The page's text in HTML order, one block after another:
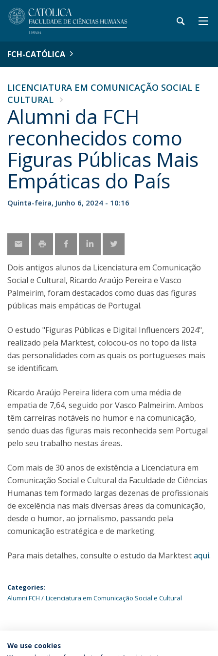
FCH-CATÓLICA
LICENCIATURA EM COMUNICAÇÃO SOCIAL E
CULTURAL
Alumni da FCH
reconhecidos como
Figuras Públicas Mais
Empáticas do País
Quinta-feira, Junho 6, 2024 - 10:16
Dois antigos alunos da Licenciatura em Comunicação
Social e Cultural, Ricardo Araújo Pereira e Vasco
Palmeirim, foram destacados como duas das figuras
públicas mais empáticas de Portugal.
O estudo "Figuras Públicas e Digital Influencers 2024",
realizado pela Marktest, colocou-os no topo da lista
das personalidades com as quais os portugueses mais
se identificam.
Ricardo Araújo Pereira lidera com uma média de
empatia de 7,64, seguido por Vasco Palmeirim. Ambos
têm carreiras notáveis no humor e na comunicação,
sendo duas das figuras mais reconhecida sem Portugal
pelo seu trabalho nestas áreas.
Com mais de 30 anos de existência a Licenciatura em
Comunicação Social e Cultural da Faculdade de Ciências
Humanas tem formado largas dezenas de profissionais
de excelência nas mais diversas áreas da comunicação,
desde o humor, ao jornalismo, passando pela
comunicação estratégica e de marketing.
Para mais detalhes, consulte o estudo da Marktestaqui.
Categories:
Alumni FCH
Licenciatura em Comunicação Social e Cultural
ÚLTIMAS NOTÍCIAS
We use cookies